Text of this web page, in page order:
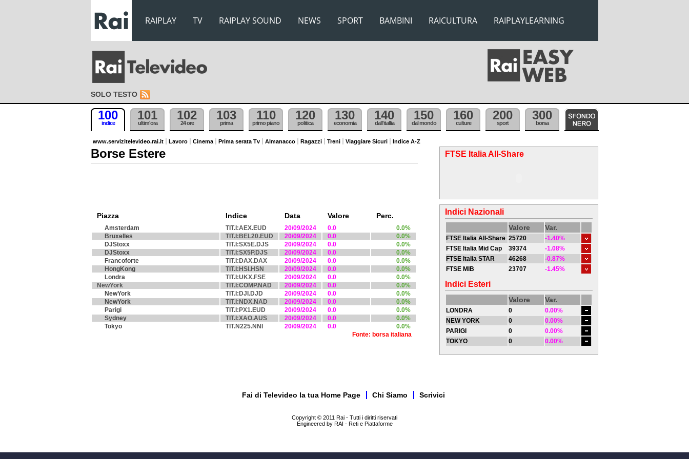
RAIPLAY TV RAIPLAY SOUND NEWS SPORT BAMBINI RAICULTURA RAIPLAYLEARNING
SOLO TESTO
100
indice
101
ultim'ora
102
24 ore
103
prima
110
primo piano
120
politica
130
economia
140
dall'itallia
150
dal mondo
160
culture
200
sport
300
borsa
www.servizitelevideo.rai.it Lavoro Cinema Prima serata Tv Almanacco Ragazzi Treni Viaggiare Sicuri Indice A-Z
Borse Estere
Piazza Indice Data Valore Perc.
Amsterdam TIT.I:AEX.EUD 20/09/2024 0.0
0.0%
Bruxelles
TIT.I:BEL20.EUD 20/09/2024 0.0
0.0%
DJStoxx
TIT.I:SX5E.DJS 20/09/2024 0.0
0.0%
DJStoxx
TIT.I:SX5P.DJS 20/09/2024 0.0
0.0%
Francoforte
TIT.I:DAX.DAX 20/09/2024 0.0
0.0%
HongKong
TIT.I:HSI.HSN 20/09/2024 0.0
0.0%
Londra
TIT.I:UKX.FSE 20/09/2024 0.0
0.0%
NewYork
TIT.I:COMP.NAD 20/09/2024 0.0
0.0%
NewYork
TIT.I:DJI.DJD 20/09/2024 0.0
0.0%
NewYork
TIT.I:NDX.NAD 20/09/2024 0.0
0.0%
Parigi
TIT.I:PX1.EUD 20/09/2024 0.0
0.0%
Sydney
TIT.I:XAO.AUS 20/09/2024 0.0
0.0%
Tokyo
TIT.N225.NNI 20/09/2024 0.0
0.0%
Fonte: borsa italiana
FTSE Italia All-Share
Indici Nazionali
Valore Var.
FTSE Italia All-Share 25720
-1.40%
FTSE Italia Mid Cap
39374
-1.08%
FTSE Italia STAR
46268
-0.87%
FTSE MIB
23707 -1.45%
Indici Esteri
Valore Var.
LONDRA 0
0.00%
NEW YORK
0
0.00%
PARIGI
0
0.00%
TOKYO
0 0.00%
Fai di Televideo la tua Home Page Chi Siamo Scrivici
Copyright © 2011 Rai - Tutti i diritti riservati
Engineered by RAI - Reti e Piattaforme